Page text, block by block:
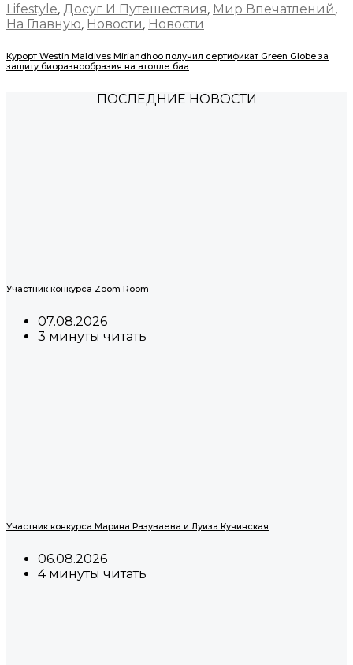
Lifestyle, Досуг И Путешествия, Мир Впечатлений,
На Главную, Новости, Новости
Курорт Westin Maldives Miriandhoo получил сертификат Green Globe за
защиту биоразнообразия на атолле баа
ПОСЛЕДНИЕ НОВОСТИ
Участник конкурса Zoom Room
07.08.2026
3 минуты читать
Участник конкурса Марина Разуваева и Луиза Кучинская
06.08.2026
4 минуты читать